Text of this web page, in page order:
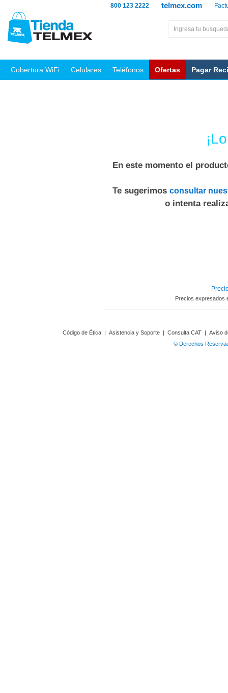
telmex.com
800 123 2222
Cobertura WiFi Celulares Teléfonos Ofertas Pagar
En este momento el
Te sugerimos consultar
o intenta
Precios expresados
Código de Ética | Asistencia y Soporte | Consulta CAT | Aviso
© Derechos